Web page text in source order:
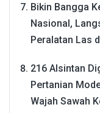
Bikin Bangga
Nasional,
Peralatan Las
216 Alsintan
Pertanian
Wajah Sawah